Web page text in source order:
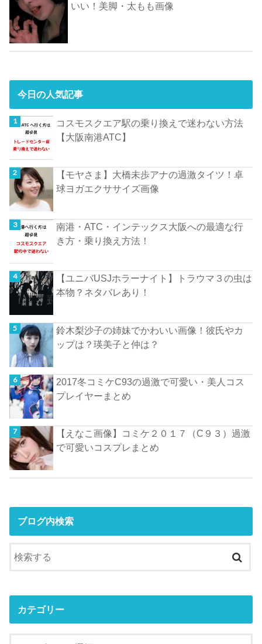
いい！美脚・太もも画像
今日の人気記事
コスモスクエア駅の乗り換えで迷わない方法
【大阪南港ATC】
【モヤさま】大橋未歩アナの過激タイツ！卓
球ヨガエクササイズ画像
南港・ATC・インテックス大阪への最適な行
き方・乗り換え方法！
【ユニバUSJホラーナイト】トラウマ３の虫は
本物？ネタバレあり！
鈴木梨沙子の姉妹でかわいい画像！彼氏やカ
ップは？瑛美子と仲は？
2017冬コミケC93の過激で可愛い・美人コス
プレイヤーまとめ
【えなこ画像】コミケ２０１７（C９３）過激
で可愛いコスプレまとめ
ブログ内検索
カテゴリー